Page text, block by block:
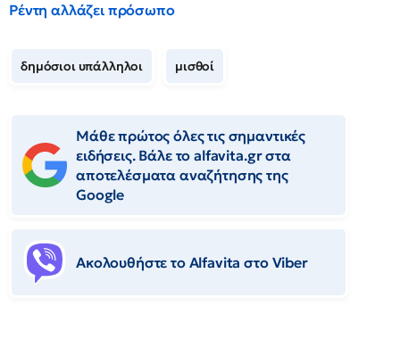
Ρέντη αλλάζει πρόσωπο
δημόσιοι υπάλληλοι μισθοί
Μάθε πρώτος όλες τις σημαντικές
ειδήσεις. Βάλε το alfavita.gr στα
αποτελέσματα αναζήτησης της
Google
Ακολουθήστε το Αlfavita στο Viber